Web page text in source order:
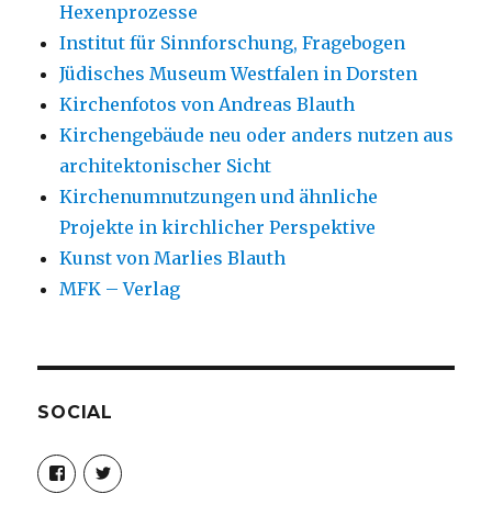
Hexenprozesse
Institut für Sinnforschung, Fragebogen
Jüdisches Museum Westfalen in Dorsten
Kirchenfotos von Andreas Blauth
Kirchengebäude neu oder anders nutzen aus
architektonischer Sicht
Kirchenumnutzungen und ähnliche
Projekte in kirchlicher Perspektive
Kunst von Marlies Blauth
MFK – Verlag
SOCIAL
Profil
von
christoph.fleischer1
Profil
von